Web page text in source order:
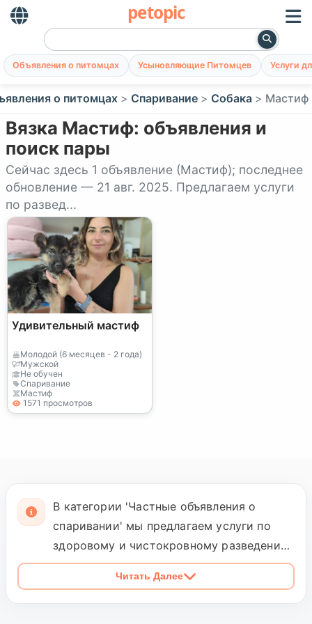
petopic
Объявления о питомцах Усыновляющие Питомцев Услуги
о питомцах Спаривание Собака Мастиф
Вязка Мастиф: объявления и
поиск пары
Сейчас здесь 1 объявление (Мастиф); последнее
обновление — 21 авг. 2025. Предлагаем услуги
по развед...
Удивительный мастиф
Молодой (6 месяцев - 2 года)
Мужской
Не обучен
Спаривание
Мастиф
1571 просмотров
В категории 'Частные объявления о
спаривании' мы предлагаем услуги по
здоровому и чистокровному разведению
собак породы мастиф. Мастифы - это
мощные, мускулистые и преданные
Читать Далее